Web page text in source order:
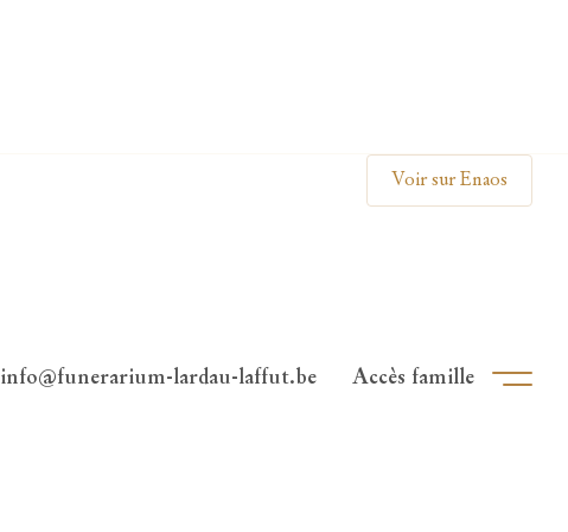
info@funerarium-lardau-laffut.be Accès famille
Voir sur Enaos